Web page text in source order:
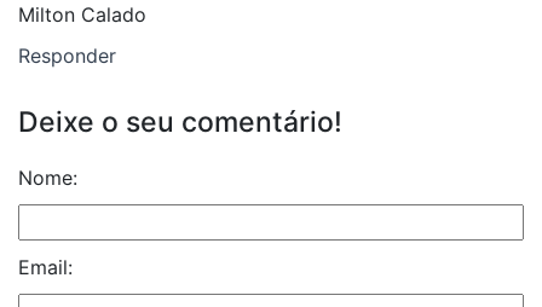
Milton Calado
Responder
Deixe o seu comentário!
Nome:
Email: